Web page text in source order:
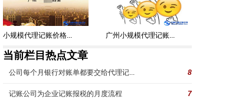
小规模代理记账价格... 广州小规模代理记账...
当前栏目热点文章
公司每个月银行对账单都要交给代理记... 8
记账公司为企业记账报税的月度流程 7